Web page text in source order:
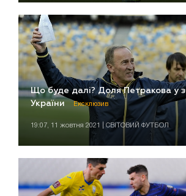
Що буде далі? Доля Петракова у
України
Ексклюзив
19:07, 11 жовтня 2021 | СВІТОВИЙ ФУТБОЛ